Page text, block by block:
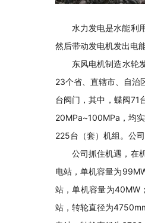
水力发电是水能利
然后带动发电机发出电
东风电机制造水轮
23个省、直辖市、自治
台阀门，其中，蝶阀
20MPa~100MPa，均
225台（套）机组。公
公司抓住机遇，在
电站， 单机容量为
站，单机容量为40MW；
站，转轮直径为